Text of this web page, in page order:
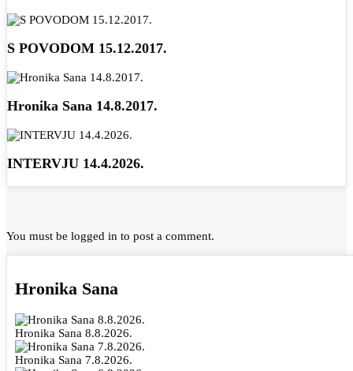
S POVODOM 15.12.2017.
Hronika Sana 14.8.2017.
INTERVJU 14.4.2026.
You must be logged in to post a comment.
Hronika Sana
Hronika Sana 8.8.2026.
Hronika Sana 7.8.2026.